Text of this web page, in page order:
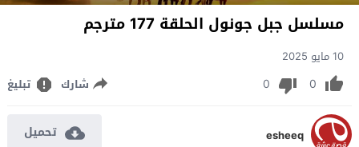
مسلسل جبل جونول الحلقة 177 مترجم
10 مايو 2025
0
0 شارك تبليغ
esheeq تحميل